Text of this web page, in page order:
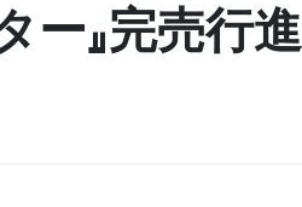
ー』完売行進